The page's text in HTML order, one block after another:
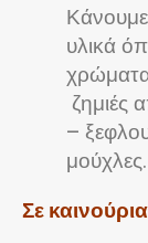
Κάνουμε
υλικά
ζημιές
–
μούχλες.
Σε